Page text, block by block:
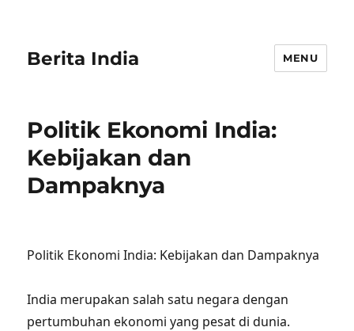
Berita India MENU
Politik Ekonomi India:
Kebijakan dan
Dampaknya
Politik Ekonomi India: Kebijakan dan Dampaknya
India merupakan salah satu negara dengan
pertumbuhan ekonomi yang pesat di dunia.